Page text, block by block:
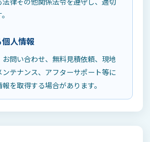
人情報
お問い合わせ、無料見積依頼、現地
テナンス、アフターサポート等に
を取得する場合があります。